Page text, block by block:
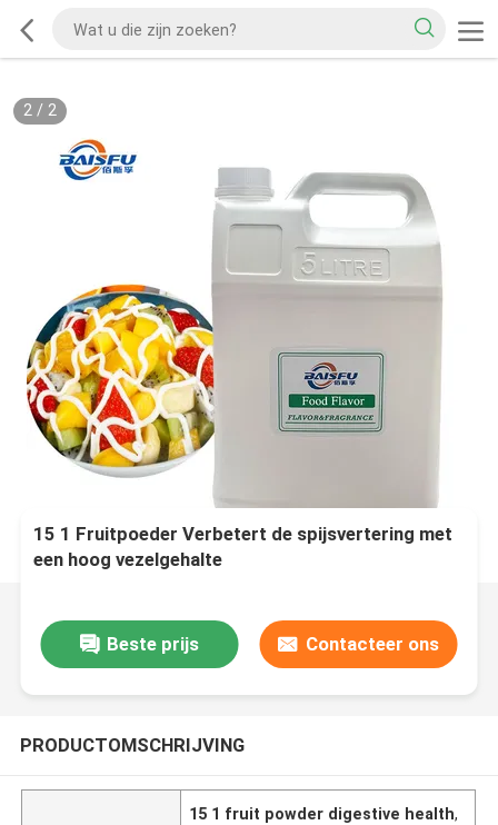
2/ 2
15 1 Fruitpoeder Verbetert de spijsvertering met
een hoog vezelgehalte
Beste prijs Contacteer ons
PRODUCTOMSCHRIJVING
15 1 fruit powder digestive health,